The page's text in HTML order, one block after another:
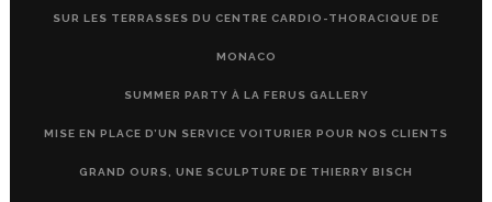
SUR LES TERRASSES DU CENTRE CARDIO-THORACIQUE DE
MONACO
SUMMER PARTY À LA FERUS GALLERY
MISE EN PLACE D’UN SERVICE VOITURIER POUR NOS CLIENTS
GRAND OURS, UNE SCULPTURE DE THIERRY BISCH